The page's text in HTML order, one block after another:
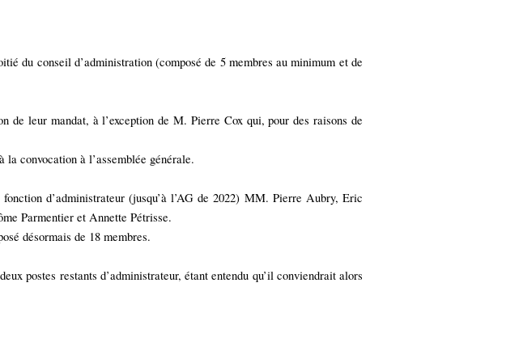
du conseil d’administration (composé de 5 membres au minimum et de
leur mandat, à l’exception de M. Pierre Cox qui, pour des raisons de
convocation à l’assemblée générale.
d’administrateur (jusqu’à l’AG de 2022) MM. Pierre Aubry, Eric
Parmentier et Annette Pétrisse.
désormais de 18 membres.
postes restants d’administrateur, étant entendu qu’il conviendrait alors